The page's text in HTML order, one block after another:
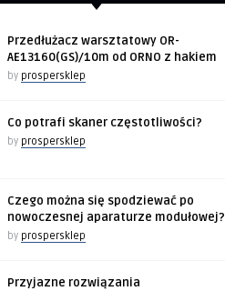
Przedłużacz warsztatowy OR-
AE13160(GS)/10m od ORNO z hakiem
by prospersklep
Co potrafi skaner częstotliwości?
by prospersklep
Czego można się spodziewać po
nowoczesnej aparaturze modułowej?
by prospersklep
Przyjazne rozwiązania